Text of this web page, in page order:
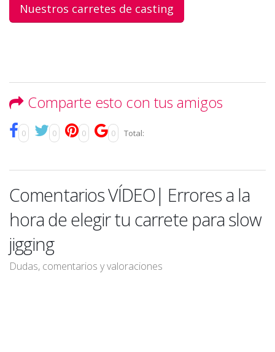
Nuestros carretes de casting
Comparte esto con tus amigos
0 0 0 0 Total:
Comentarios VÍDEO| Errores a la
hora de elegir tu carrete para slow
jigging
Dudas, comentarios y valoraciones